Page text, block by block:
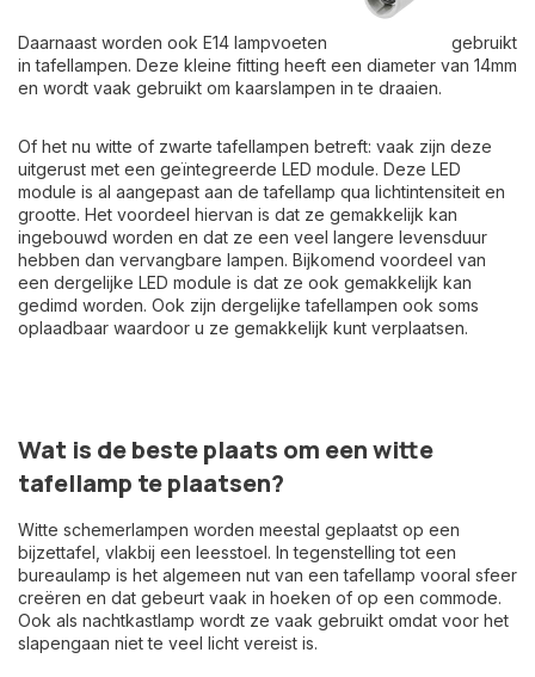
Daarnaast worden ook E14 lampvoeten
gebruikt
in tafellampen. Deze kleine fitting heeft een diameter van 14mm
en wordt vaak gebruikt om kaarslampen in te draaien.
Of het nu witte of zwarte tafellampen betreft: vaak zijn deze
uitgerust met een geïntegreerde LED module. Deze LED
module is al aangepast aan de tafellamp qua lichtintensiteit en
grootte. Het voordeel hiervan is dat ze gemakkelijk kan
ingebouwd worden en dat ze een veel langere levensduur
hebben dan vervangbare lampen. Bijkomend voordeel van
een dergelijke LED module is dat ze ook gemakkelijk kan
gedimd worden. Ook zijn dergelijketafellampen ook soms
oplaadbaar waardoor u ze gemakkelijk kunt verplaatsen.
Wat is de beste plaats om een witte
tafellamp te plaatsen?
Witte schemerlampen worden meestal geplaatst op een
bijzettafel, vlakbij een leesstoel. In tegenstelling tot een
bureaulamp is het algemeen nut van een tafellamp vooral sfeer
creëren en dat gebeurt vaak in hoeken of op een commode.
Ook als nachtkastlamp wordt ze vaak gebruikt omdat voor het
slapengaan niet te veel licht vereist is.